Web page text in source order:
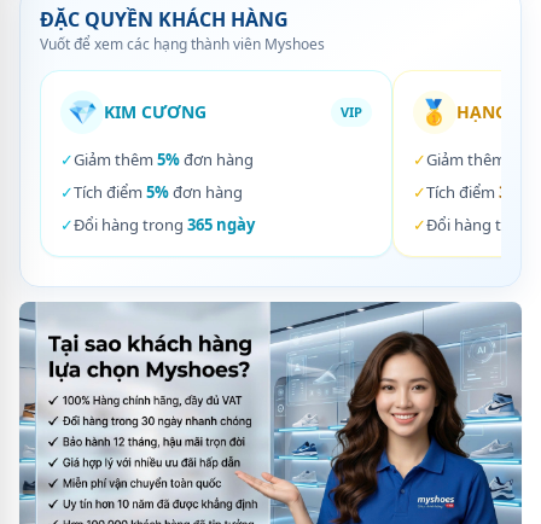
ĐẶC QUYỀN KHÁCH HÀNG
Vuốt để xem các hạng thành viên Myshoes
💎 KIM CƯƠNG VIP
✓Giảm thêm 5%đơn hàng
✓Tích điểm 5%đơn hàng
✓Đổi hàng trong 365 ngày
🥇 HẠNG
✓Giảm thêm
✓Tích điểm 3%
✓Đổi hàng trong